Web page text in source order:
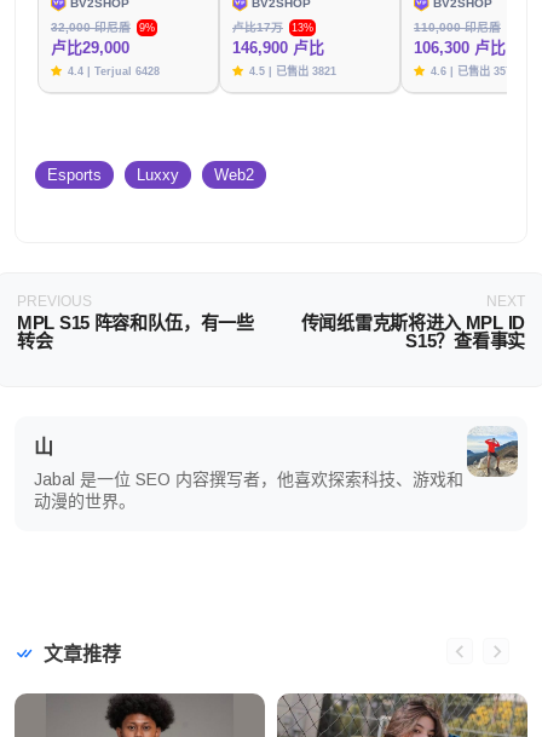
BV2SHOP
32,000 印尼盾
9%
卢比29,000
4.4 | Terjual 6428
BV2SHOP
卢比17万
13%
146,900 卢比
4.5 | 已售出 3821
BV2SHOP
110,000 印尼盾
106,300 卢比
4.6 | 已售出 3576
Esports Luxxy Web2
PREVIOUS
MPL S15 阵容和队伍，有一些
转会
NEXT
传闻纸雷克斯将进入 MPL ID
S15？查看事实
山
Jabal 是一位 SEO 内容撰写者，他喜欢探索科技、游戏和
动漫的世界。
文章推荐